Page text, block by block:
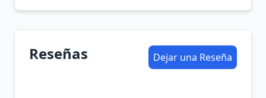
Reseñas Dejar una Reseña